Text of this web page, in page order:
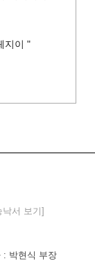
지이 "
낙서 보기]
: 박현식 부장